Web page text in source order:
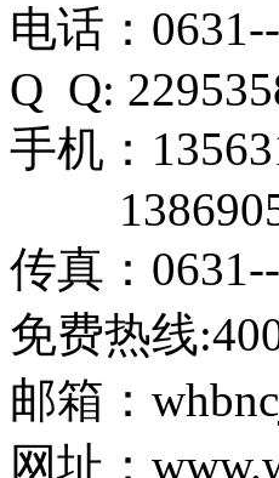
电话：
Q Q:
手机：
传真：
免费热线
邮箱：
网址：